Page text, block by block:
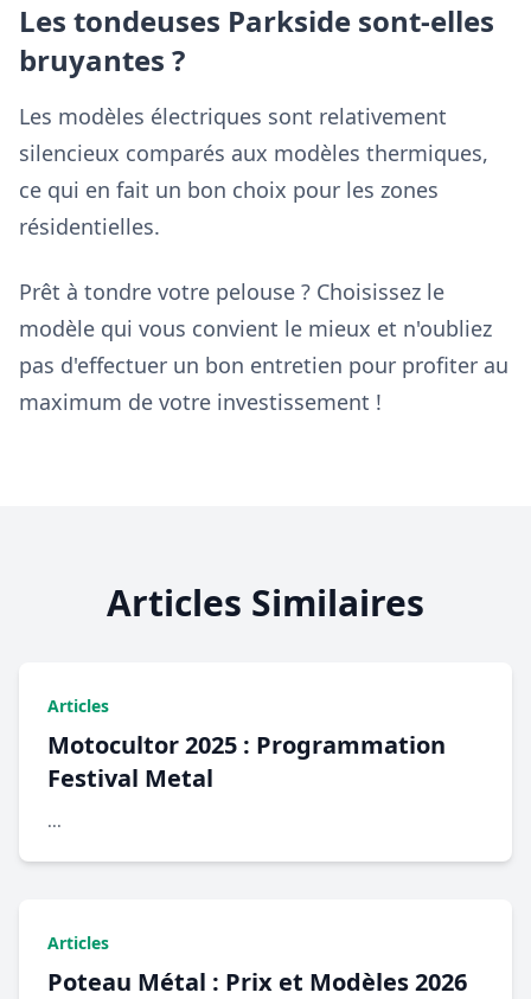
Les tondeuses Parkside sont-elles
bruyantes ?
Les modèles électriques sont relativement
silencieux comparés aux modèles thermiques,
ce qui en fait un bon choix pour les zones
résidentielles.
Prêt à tondre votre pelouse ? Choisissez le
modèle qui vous convient le mieux et n'oubliez
pas d'effectuer un bon entretien pour profiter au
maximum de votre investissement !
Articles Similaires
Articles
Motocultor 2025 : Programmation
Festival Metal
...
Articles
Poteau Métal : Prix et Modèles 2026